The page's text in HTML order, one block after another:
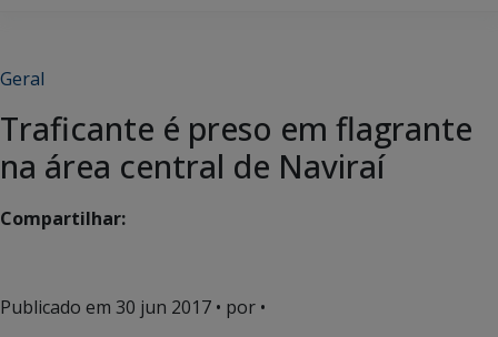
Geral
Traficante é preso em flagrante
na área central de Naviraí
Compartilhar:
Publicado em 30 jun 2017 • por •